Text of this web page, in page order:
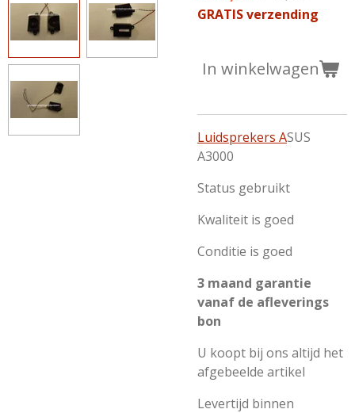
GRATIS verzending
In winkelwagen
Luidsprekers ASUS
A3000
Status gebruikt
Kwaliteit is goed
Conditie is goed
3 maand garantie
vanaf de afleverings
bon
U koopt bij ons altijd het
afgebeelde artikel
Levertijd binnen